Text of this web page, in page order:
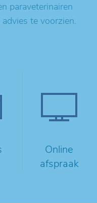
paraveterinairen
te voorzien.
Online
afspraak